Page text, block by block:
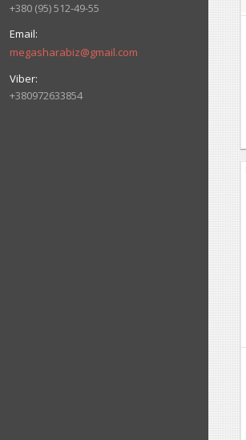
+380 (95) 512-49-55
megasharabiz@gmail.com
+380972633854